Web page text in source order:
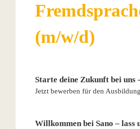
(m/w/d)
Starte deine Zukunft bei uns
Jetzt bewerben für den
Willkommen bei Sano – lass